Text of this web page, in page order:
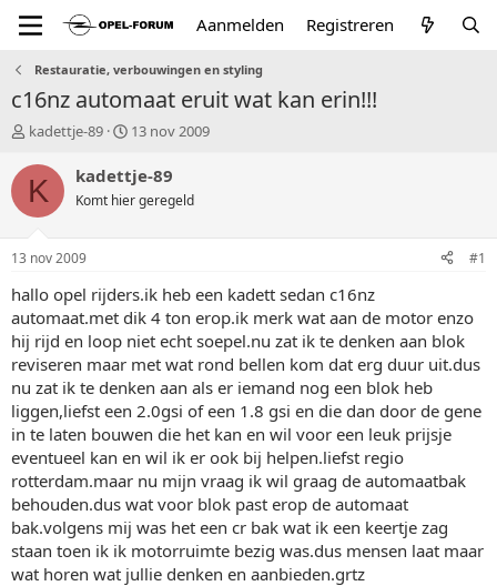
Aanmelden Registreren
Restauratie, verbouwingen en styling
c16nz automaat eruit wat kan erin!!!
T
p
a
r
t
e
r
kadettje-89
S
a
r
t
u
m
13 nov 2009
K kadettje-89
Komt hier geregeld
13 nov 2009 #1
hallo opel rijders.ik heb een kadett sedan c16nz
automaat.met dik 4 ton erop.ik merk wat aan de motor enzo
hij rijd en loop niet echt soepel.nu zat ik te denken aan blok
reviseren maar met wat rond bellen kom dat erg duur uit.dus
nu zat ik te denken aan als er iemand nog een blok heb
liggen,liefst een 2.0gsi of een 1.8 gsi en die dan door de gene
in te laten bouwen die het kan en wil voor een leuk prijsje
eventueel kan en wil ik er ook bij helpen.liefst regio
rotterdam.maar nu mijn vraag ik wil graag de automaatbak
behouden.dus wat voor blok past erop de automaat
bak.volgens mij was het een cr bak wat ik een keertje zag
staan toen ik ik motorruimte bezig was.dus mensen laat maar
wat horen wat jullie denken en aanbieden.grtz